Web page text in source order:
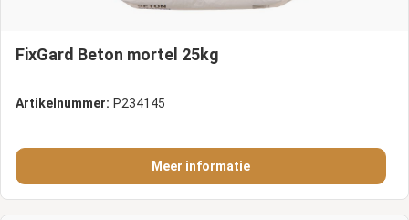
FixGard Beton mortel 25kg
Artikelnummer: P234145
Meer informatie